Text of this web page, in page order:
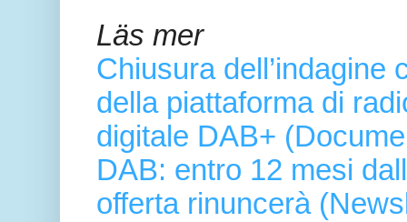
Läs mer
Chiusura dell’indagine
della piattaforma di
digitale DAB+
DAB: entro 12 mesi
offerta rinuncerà